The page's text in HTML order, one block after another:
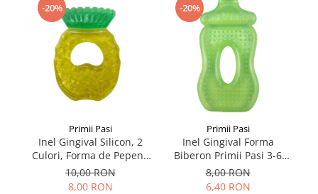
-20%
Primii Pasi
Inel Gingival Silicon, 2
Culori, Forma de Pepene
sau Ananas
10,00 RON
8,00 RON
-20%
Primii Pasi
Inel Gingival Forma
Biberon Primii Pasi 3-6
luni, 1 bucata
8,00 RON
6,40 RON